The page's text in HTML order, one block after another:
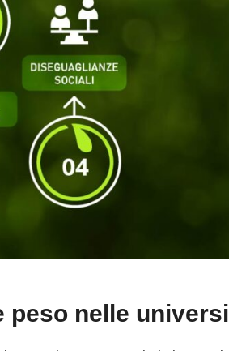
peso nelle